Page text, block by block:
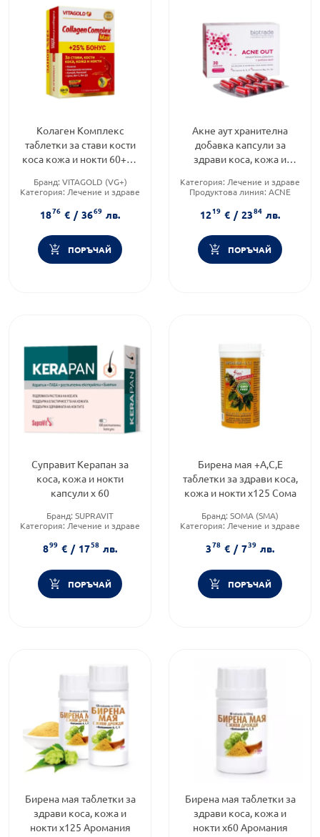
Колаген Комплекс
таблетки за стави кости
коса кожа и нокти 60+15
Бранд: VITAGOLD (VG+)
Категория: Лечение и здраве
1876 € / 3669 лв.
ПОРЪЧАЙ
Акне аут хранителна
добавка капсули за
здрави коса, кожа и
Категория: Лечение и здраве
Продуктова линия: ACNE
Форма на продукта: капсули
1219 € / 2384 лв.
ПОРЪЧАЙ
Суправит Керапан за
коса, кожа и нокти
капсули х 60
Бранд: SUPRAVIT
Категория: Лечение и здраве
899 € / 1758 лв.
ПОРЪЧАЙ
Бирена мая +А,С,Е
таблетки за здрави коса,
кожа и нокти х125 Сома
Бранд: SOMA (SMA)
Категория: Лечение и здраве
378 € / 739 лв.
ПОРЪЧАЙ
Бирена мая таблетки за
здрави коса, кожа и
нокти х125 Аромания
Бирена мая таблетки за
здрави коса, кожа и
нокти х60 Аромания